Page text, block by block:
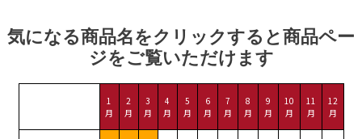
気になる商品名をクリックすると商品ペー
ジをご覧いただけます
1
月
2
月
3
月
4
月
5
月
6
月
7
月
8
月
9
月
10
月
11
月
12
月